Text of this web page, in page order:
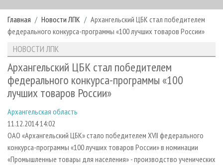
РУБРИКИ И ТЕМЫ
РУБРИКИ ЖУРНАЛА
ЛЕСОЗАГОТОВКА
ЛЕСОПИЛЕНИЕ
ДЕРЕВООБРАБОТКА
СУШКА ДРЕВЕСИНЫ
ПРОИЗВОДСТВО ДРЕВЕСНЫХ ПЛИТ
ДЕРЕВЯННОЕ ДОМОСТРОЕНИЕ
ПРОИЗВОДСТВО МЕБЕЛИ
НОВОСТИ
НОВОСТИ ЛПК
НОВОСТИ ЖУРНАЛА
НОВОСТИ КОМПАНИЙ
ПРОЕКТЫ ЛПИ
АНАЛИТИКА
ПРЕДПРИЯТИЯ ЛПК
ЛЕСНЫЕ РЕГИОНЫ РОССИИ
ПЕРСОНЫ
МОБИЛЬНЫЕ ВЫСТАВКИ
ОФИЦИАЛЬНЫЕ ДЕЛЕГАЦИИ
ПРИОРИТЕТНЫЕ ИНВЕСТПРОЕКТЫ
АРХИВ ЖУРНАЛОВ
СТАТЬИ
О ЖУРНАЛЕ
ПОДПИСКА
КОНТАКТЫ
РЕКЛАМОДАТЕЛЯМ
РЕКЛАМА
РЕКЛАМА НА САЙТЕ
Главная Новости ЛПК
Архангельский ЦБК стал победителем
федерального конкурса-программы «100 лучших товаров России»
НОВОСТИ ЛПК
Архангельский ЦБК стал победителем
федерального конкурса-программы «100
лучших товаров России»
Архангельская область
11.12.2014 14:02
ОАО «Архангельский ЦБК» стало победителем XVII федерального
конкурса-программы «100 лучших товаров России» в номинации
«Промышленные товары для населения» - производство ученических